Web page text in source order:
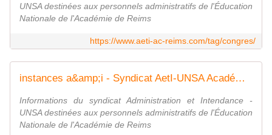
UNSA destinées aux personnels administratifs de l'Éducation
Nationale de l'Académie de Reims
https://www.aeti-ac-reims.com/tag/congres/
instances a&amp;i - Syndicat AetI-UNSA Académie Reims
Informations du syndicat Administration et Intendance -
UNSA destinées aux personnels administratifs de l'Éducation
Nationale de l'Académie de Reims